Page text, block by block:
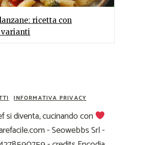
ricetta con
varianti
INFORMATIVA PRIVACY
si diventa, cucinando con
- Seowebbs Srl -